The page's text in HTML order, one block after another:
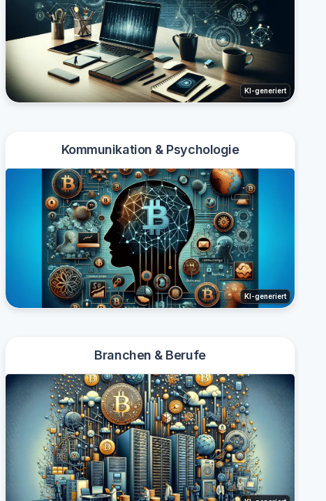
KI-generiert
Kommunikation & Psychologie
KI-generiert
Branchen & Berufe